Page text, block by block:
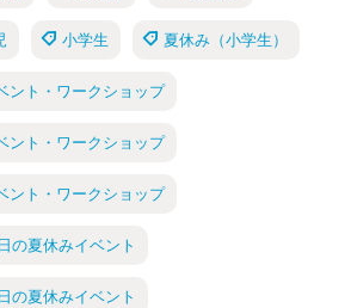
小学生 夏休み（小学生）
ント・ワークショップ
ント・ワークショップ
ント・ワークショップ
の夏休みイベント
の夏休みイベント